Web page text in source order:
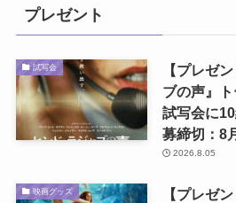
プレゼント
試写会
【プレゼ
ブの声』
試写会に
募締切：8
2026.8.05
映画グッズ
【プレゼ